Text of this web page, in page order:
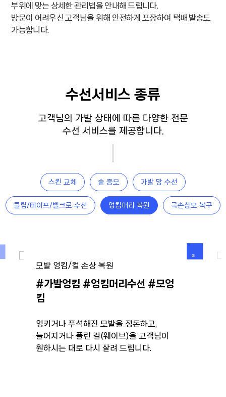
부위에 맞는 상세한 관리법을 안내해 드립니다.
방문이 어려우신 고객님을 위해 안전하게 포장하여 택배 발송도
가능합니다.
수선서비스 종류
고객님의 가발 상태에 따른 다양한 전문
수선 서비스를 제공합니다.
모발 엉킴/컬 손상 복원
#가발엉킴 #엉킴머리수선 #모엉
킴
엉키거나 푸석해진 모발을 정돈하고,
늘어지거나 풀린 컬(웨이브)을 고객님이
원하시는 대로 다시 살려 드립니다.
스킨 교체 숱 증모 가발 망 수선
클립/테이프/벨크로 수선 엉킴머리 복원 극손상모 복구